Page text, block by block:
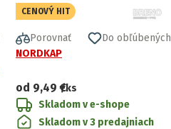
CENOVÝ HIT
Porovnať
Do obľúbených
NORDKAP
od 9,49 €/ks
Skladom v e-shope
Skladom v 3 predajniach